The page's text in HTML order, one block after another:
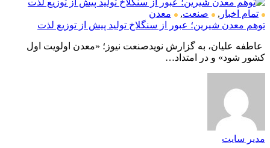
تمام اخبار , صنعت,
معدن
توهم معدن شیرین؛ عبور از سنگلاخ تولید پیش از توزیع لذت
عاطفه علیان، به گزارش نویدصنعت نیوز؛ «معدن اولویت اول
کشور شود» و در امتداد…
مدیر سایت